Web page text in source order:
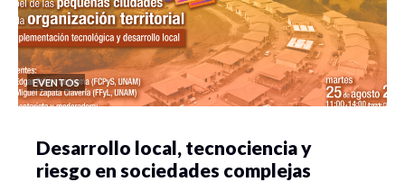
EVENTOS
Desarrollo local, tecnociencia y
riesgo en sociedades complejas